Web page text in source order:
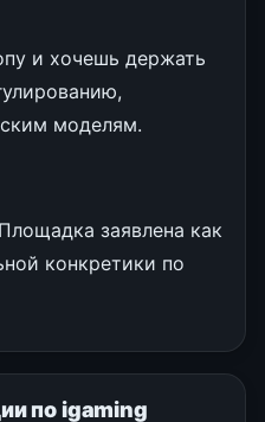
и хочешь держать
моделям.
заявлена как
конкретики по
по igaming